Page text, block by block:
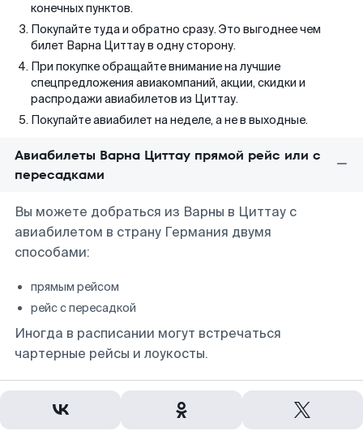
конечных пунктов.
Покупайте туда и обратно сразу. Это выгоднее чем
билет Варна Циттау в одну сторону.
При покупке обращайте внимание на лучшие
спецпредложения авиакомпаний, акции, скидки и
распродажи авиабилетов из Циттау.
Покупайте авиабилет на неделе, а не в выходные.
Авиабилеты Варна Циттау прямой рейс или с
пересадками
Вы можете добраться из Варны в Циттау с
авиабилетом в страну Германия двумя
способами:
прямым рейсом
рейс с пересадкой
Иногда в расписании могут встречаться
чартерные рейсы и лоукосты.